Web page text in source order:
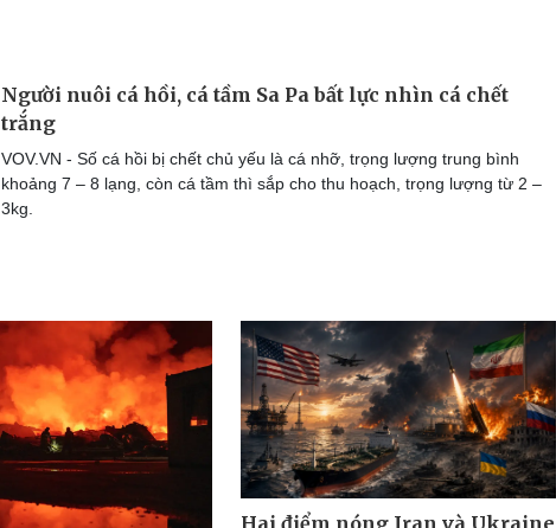
Người nuôi cá hồi, cá tầm Sa Pa bất lực nhìn cá chết
trắng
VOV.VN - Số cá hồi bị chết chủ yếu là cá nhỡ, trọng lượng trung bình
khoảng 7 – 8 lạng, còn cá tầm thì sắp cho thu hoạch, trọng lượng từ 2 –
3kg.
Hai điểm nóng Iran và Ukraine